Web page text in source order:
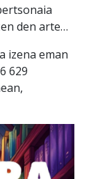
den arte…
izena eman
629